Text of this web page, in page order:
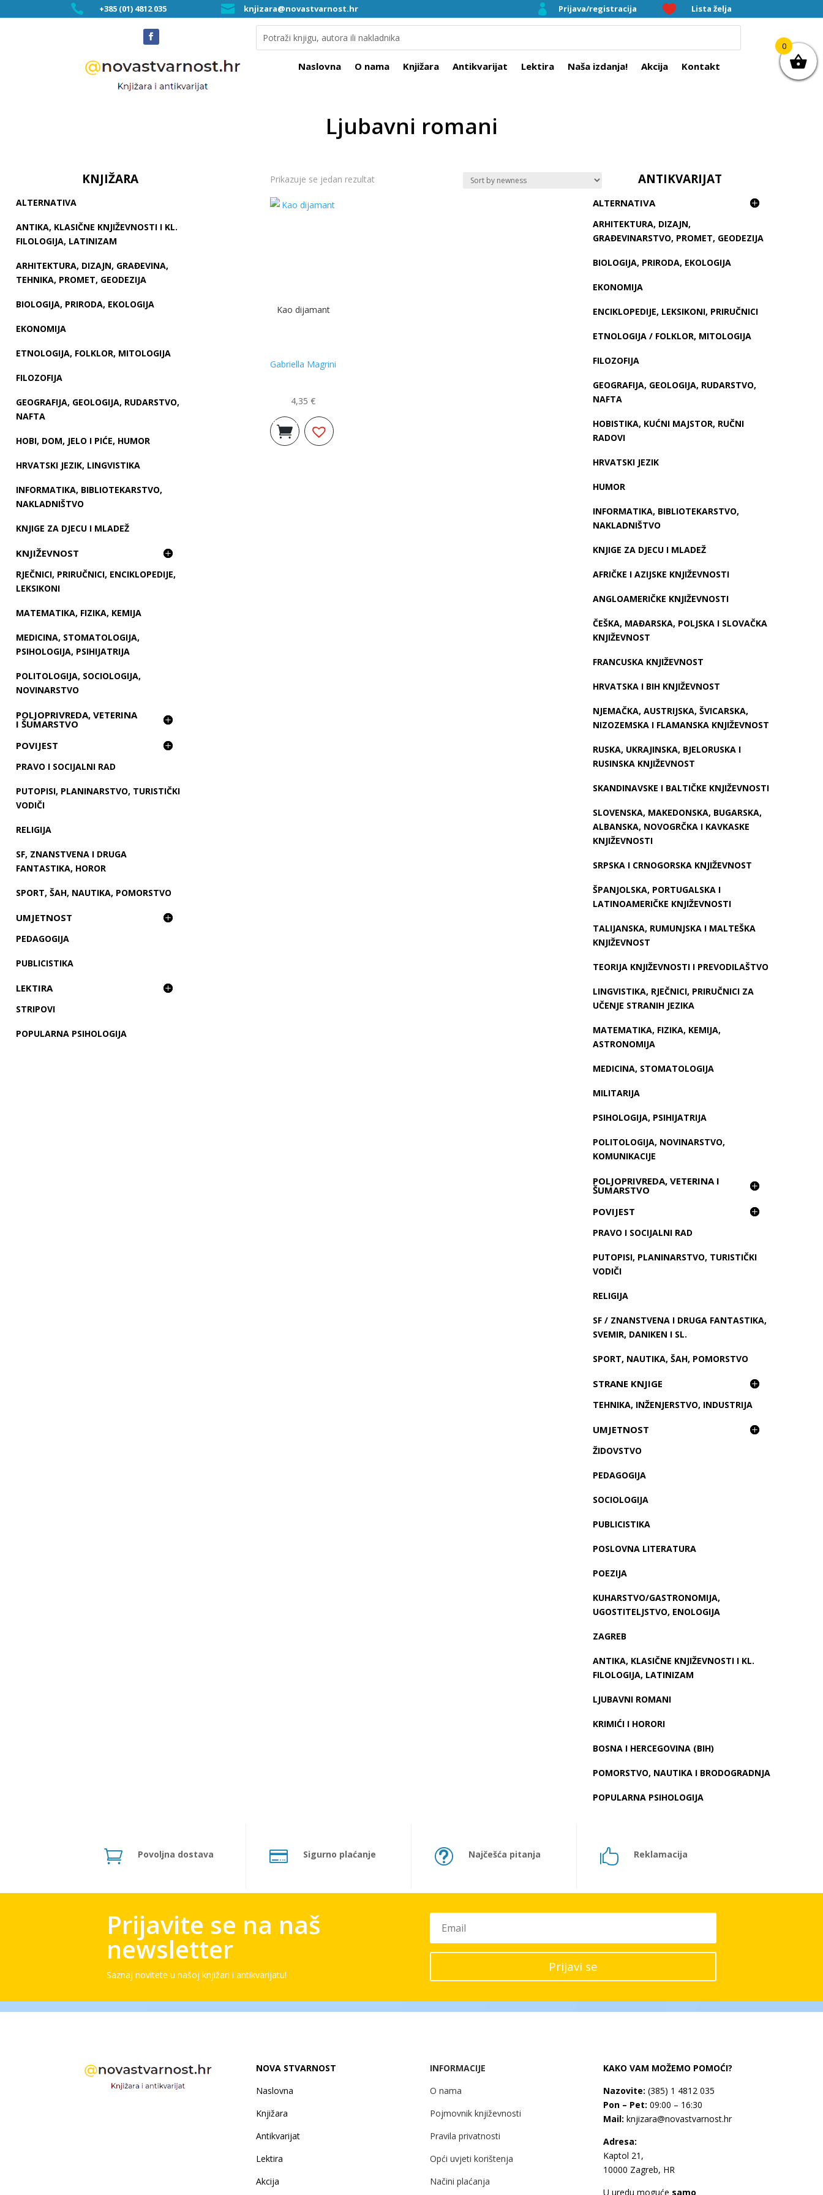
 +385 (01) 4812 035  knjizara@novastvarnost.hr  Prijava/registracija  Lista želja
Naslovna O nama Knjižara Antikvarijat Lektira Naša izdanja! Akcija Kontakt
Ljubavni romani
KNJIŽARA
ALTERNATIVA
ANTIKA, KLASIČNE KNJIŽEVNOSTI I KL.
FILOLOGIJA, LATINIZAM
ARHITEKTURA, DIZAJN, GRAĐEVINA,
TEHNIKA, PROMET, GEODEZIJA
BIOLOGIJA, PRIRODA, EKOLOGIJA
EKONOMIJA
ETNOLOGIJA, FOLKLOR, MITOLOGIJA
FILOZOFIJA
GEOGRAFIJA, GEOLOGIJA, RUDARSTVO,
NAFTA
HOBI, DOM, JELO I PIĆE, HUMOR
HRVATSKI JEZIK, LINGVISTIKA
INFORMATIKA, BIBLIOTEKARSTVO,
NAKLADNIŠTVO
KNJIGE ZA DJECU I MLADEŽ
KNJIŽEVNOST
RJEČNICI, PRIRUČNICI, ENCIKLOPEDIJE,
LEKSIKONI
MATEMATIKA, FIZIKA, KEMIJA
MEDICINA, STOMATOLOGIJA,
PSIHOLOGIJA, PSIHIJATRIJA
POLITOLOGIJA, SOCIOLOGIJA,
NOVINARSTVO
POLJOPRIVREDA, VETERINA
I ŠUMARSTVO
POVIJEST
PRAVO I SOCIJALNI RAD
PUTOPISI, PLANINARSTVO, TURISTIČKI
VODIČI
RELIGIJA
SF, ZNANSTVENA I DRUGA
FANTASTIKA, HOROR
SPORT, ŠAH, NAUTIKA, POMORSTVO
UMJETNOST
PEDAGOGIJA
PUBLICISTIKA
LEKTIRA
STRIPOVI
POPULARNA PSIHOLOGIJA
Prikazuje se jedan rezultat
Kao dijamant
Gabriella Magrini
4,35€
Dodaj u
košaricu
ANTIKVARIJAT
ALTERNATIVA
ARHITEKTURA, DIZAJN,
GRAĐEVINARSTVO, PROMET, GEODEZIJA
BIOLOGIJA, PRIRODA, EKOLOGIJA
EKONOMIJA
ENCIKLOPEDIJE, LEKSIKONI, PRIRUČNICI
ETNOLOGIJA / FOLKLOR, MITOLOGIJA
FILOZOFIJA
GEOGRAFIJA, GEOLOGIJA, RUDARSTVO,
NAFTA
HOBISTIKA, KUĆNI MAJSTOR, RUČNI
RADOVI
HRVATSKI JEZIK
HUMOR
INFORMATIKA, BIBLIOTEKARSTVO,
NAKLADNIŠTVO
KNJIGE ZA DJECU I MLADEŽ
AFRIČKE I AZIJSKE KNJIŽEVNOSTI
ANGLOAMERIČKE KNJIŽEVNOSTI
ČEŠKA, MAĐARSKA, POLJSKA I SLOVAČKA
KNJIŽEVNOST
FRANCUSKA KNJIŽEVNOST
HRVATSKA I BIH KNJIŽEVNOST
NJEMAČKA, AUSTRIJSKA, ŠVICARSKA,
NIZOZEMSKA I FLAMANSKA KNJIŽEVNOST
RUSKA, UKRAJINSKA, BJELORUSKA I
RUSINSKA KNJIŽEVNOST
SKANDINAVSKE I BALTIČKE KNJIŽEVNOSTI
SLOVENSKA, MAKEDONSKA, BUGARSKA,
ALBANSKA, NOVOGRČKA I KAVKASKE
KNJIŽEVNOSTI
SRPSKA I CRNOGORSKA KNJIŽEVNOST
ŠPANJOLSKA, PORTUGALSKA I
LATINOAMERIČKE KNJIŽEVNOSTI
TALIJANSKA, RUMUNJSKA I MALTEŠKA
KNJIŽEVNOST
TEORIJA KNJIŽEVNOSTI I PREVODILAŠTVO
LINGVISTIKA, RJEČNICI, PRIRUČNICI ZA
UČENJE STRANIH JEZIKA
MATEMATIKA, FIZIKA, KEMIJA,
ASTRONOMIJA
MEDICINA, STOMATOLOGIJA
MILITARIJA
PSIHOLOGIJA, PSIHIJATRIJA
POLITOLOGIJA, NOVINARSTVO,
KOMUNIKACIJE
POLJOPRIVREDA, VETERINA I
ŠUMARSTVO
POVIJEST
PRAVO I SOCIJALNI RAD
PUTOPISI, PLANINARSTVO, TURISTIČKI
VODIČI
RELIGIJA
SF / ZNANSTVENA I DRUGA FANTASTIKA,
SVEMIR, DANIKEN I SL.
SPORT, NAUTIKA, ŠAH, POMORSTVO
STRANE KNJIGE
TEHNIKA, INŽENJERSTVO, INDUSTRIJA
UMJETNOST
ŽIDOVSTVO
PEDAGOGIJA
SOCIOLOGIJA
PUBLICISTIKA
POSLOVNA LITERATURA
POEZIJA
KUHARSTVO/GASTRONOMIJA,
UGOSTITELJSTVO, ENOLOGIJA
ZAGREB
ANTIKA, KLASIČNE KNJIŽEVNOSTI I KL.
FILOLOGIJA, LATINIZAM
LJUBAVNI ROMANI
KRIMIĆI I HORORI
BOSNA I HERCEGOVINA (BIH)
POMORSTVO, NAUTIKA I BRODOGRADNJA
POPULARNA PSIHOLOGIJA
 Povoljna dostava  Sigurno plaćanje t Najčešća pitanja  Reklamacija
Prijavite se na naš
newsletter
Saznaj novitete u našoj knjižari i antikvarijatu! Prijavi se
NOVA STVARNOST
Naslovna
Knjižara
Antikvarijat
Lektira
Akcija
INFORMACIJE
O nama
Pojmovnik književnosti
Pravila privatnosti
Opći uvjeti korištenja
Načini plaćanja
KAKO VAM MOŽEMO POMOĆI?
Nazovite: (385) 1 4812 035
Pon – Pet: 09:00 – 16:30
Mail: knjizara@novastvarnost.hr
Adresa:
Kaptol 21,
10000 Zagreb, HR
U uredu moguće samo
0